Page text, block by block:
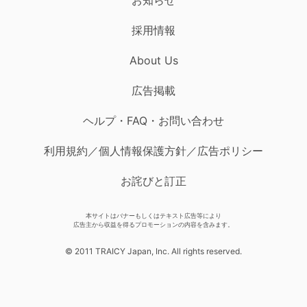
採用情報
About Us
広告掲載
ヘルプ・FAQ・お問い合わせ
利用規約／個人情報保護方針／広告ポリシー
お詫びと訂正
本サイトはバナーもしくはテキスト広告等により
広告主から収益を得るプロモーションの内容を含みます。
© 2011 TRAICY Japan, Inc. All rights reserved.